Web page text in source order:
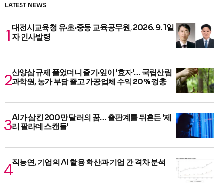
LATEST NEWS
대전시교육청 유·초·중등 교육공무원, 2026. 9. 1일
자 인사발령
산양삼 규제 풀었더니 줄기·잎이 '효자'… 국립산림
과학원, 농가 부담 줄고 가공업체 수익 20% 껑충
AI가 삼킨 200만 달러의 꿈… 출판계를 뒤흔든 '제
리 팔라데 스캔들'
직능연, 기업의 AI 활용 확산과 기업 간 격차 분석